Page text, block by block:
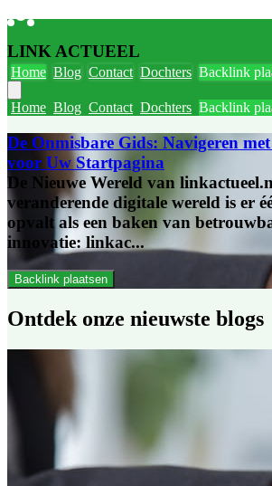
LINK ACTUEEL
Home Blog Contact Dochters Backlink
Home Blog Contact Dochters Backlink
De Onmisbare Gids: Navigeren
voor Uw Startpagina
De Nieuwe Wereld van
veranderende digitale wereld is er
opvalt als een baken van
innovatie: linkac...
Backlink plaatsen
Ontdek onze nieuwste blogs